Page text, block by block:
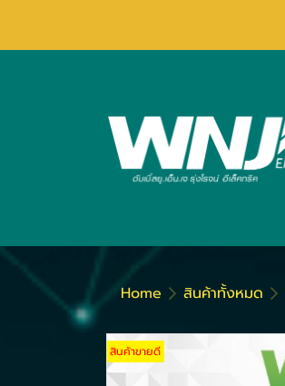
Home สินค้าทั้งหมด
สินค้าขายดี